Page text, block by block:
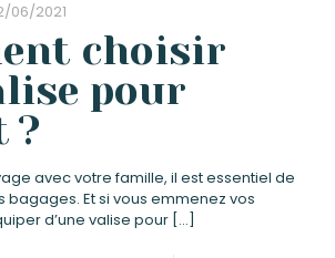
06/2021
choisir
pour
?
avec votre famille, il est essentiel de
Et si vous emmenez vos
d’une valise pour […]